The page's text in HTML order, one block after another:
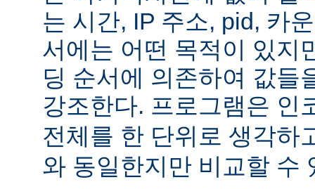
는 시간, IP 주소, pid, 카
서에는 어떤 목적이 있지
딩 순서에 의존하여 값들
강조한다. 프로그램은 인
전체를 한 단위로 생각하
와 동일한지만 비교할 수